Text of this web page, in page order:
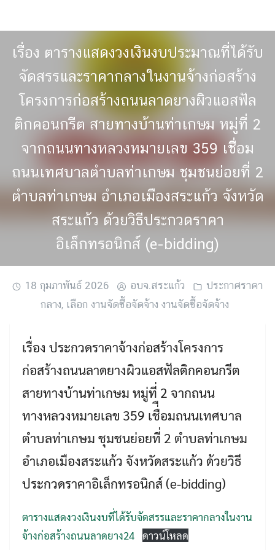
content
Search
Search
เรื่อง ตารางแสดงวงเงินงบประมาณที่ได้รับ
จัดสรรและราคากลางในงานจ้างก่อสร้าง
โครงการก่อสร้างถนนลาดยางผิวแอสฟัล
ติกคอนกรีต สายทางบ้านท่าเกษม หมู่ที่ 2
จากถนนทางหลวงหมายเลข 359 เชื่ือม
ถนนเทศบาลตำบลท่าเกษม ชุมชนย่อยที่ 2
ตำบลท่าเกษม อำเภอเมืองสระแก้ว จังหวัด
สระแก้ว ด้วยวิธีประกวดราคา
อิเล็กทรอนิกส์ (e-bidding)
18 กุมภาพันธ์ 2026 อบจ.สระแก้ว
ประกาศราคา
กลาง, เลือก งานจัดซื้อจัดจ้าง งานจัดซื้อจัดจ้าง
เรื่อง ประกวดราคาจ้างก่อสร้างโครงการ
ก่อสร้างถนนลาดยางผิวแอสฟัลติกคอนกรีต
สายทางบ้านท่าเกษม หมู่ที่ 2 จากถนน
ทางหลวงหมายเลข 359 เชื่ือมถนนเทศบาล
ตำบลท่าเกษม ชุมชนย่อยที่ 2 ตำบลท่าเกษม
อำเภอเมืองสระแก้ว จังหวัดสระแก้ว ด้วยวิธี
ประกวดราคาอิเล็กทรอนิกส์ (e-bidding)
ตารางแสดงวงเงินงบที่ได้รับจัดสรรและราคากลางในงาน
จ้างก่อสร้างถนนลาดยาง24 ดาวน์โหลด